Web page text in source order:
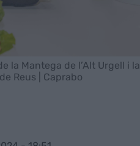
la Mantega de l’Alt Urgell i la
Reus | Caprabo